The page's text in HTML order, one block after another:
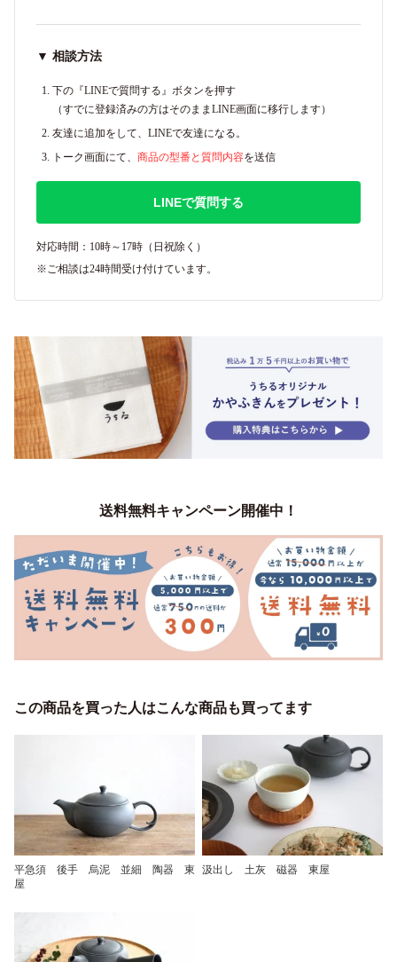
▼ 相談方法
下の『LINEで質問する』ボタンを押す
（すでに登録済みの方はそのままLINE画面に移行します）
友達に追加をして、LINEで友達になる。
トーク画面にて、 商品の型番と質問内容を送信
LINEで質問する
対応時間：10時～17時（日祝除く）
※ご相談は24時間受け付けています。
送料無料キャンペーン開催中！
この商品を買った人はこんな商品も買ってます
平急須 後手 烏泥 並細 陶器 東
屋
汲出し 土灰 磁器 東屋